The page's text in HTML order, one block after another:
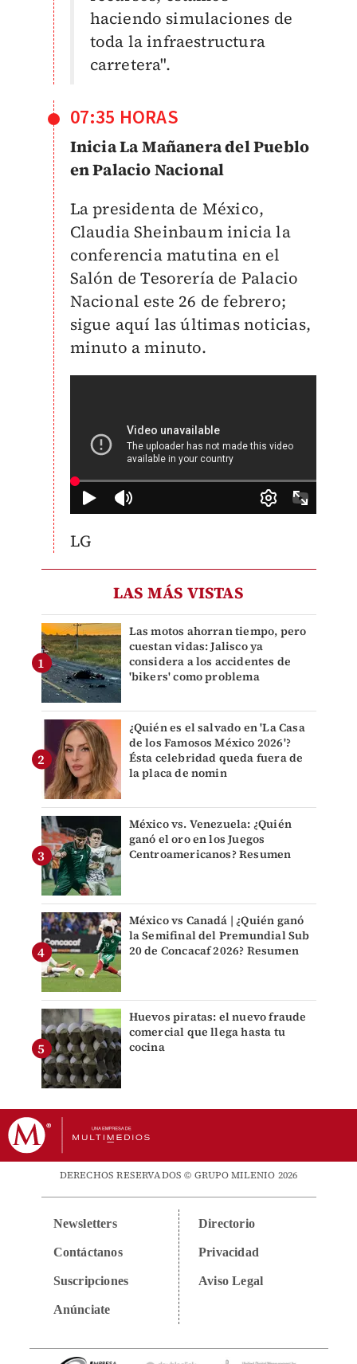
haciendo simulaciones de
toda la infraestructura
carretera".
07:35 HORAS
Inicia La Mañanera del Pueblo
en Palacio Nacional
La presidenta de México,
Claudia Sheinbaum inicia la
conferencia matutina en el
Salón de Tesorería de Palacio
Nacional este 26 de febrero;
sigue aquí las últimas noticias,
minuto a minuto.
LG
LAS MÁS VISTAS
Las motos ahorran tiempo, pero
cuestan vidas: Jalisco ya
considera a los accidentes de
'bikers' como problema
¿Quién es el salvado en 'La Casa
de los Famosos México 2026'?
Ésta celebridad queda fuera de
la placa de nomin
México vs. Venezuela: ¿Quién
ganó el oro en los Juegos
Centroamericanos? Resumen
México vs Canadá | ¿Quién ganó
la Semifinal del Premundial Sub
20 de Concacaf 2026? Resumen
Huevos piratas: el nuevo fraude
comercial que llega hasta tu
cocina
DERECHOS RESERVADOS © GRUPO MILENIO 2026
Newsletters
Contáctanos
Suscripciones
Anúnciate
Directorio
Privacidad
Aviso Legal